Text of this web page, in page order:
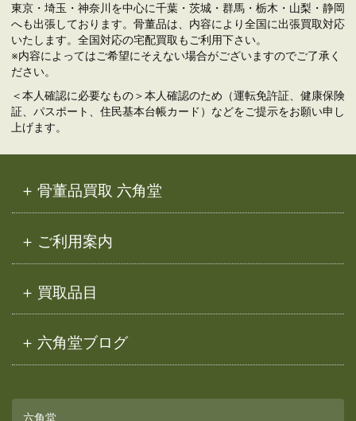
東京・埼玉・神奈川を中心に千葉・茨城・群馬・栃木・山梨・静岡
へも出張しております。骨董品は、内容により全国に出張買取対応
いたします。全国対応の宅配買取もご利用下さい。
※内容によってはご希望にそえない場合がございますのでご了承く
ださい。
＜本人確認に必要なもの＞本人確認のため（運転免許証、健康保険
証、パスポート、住民基本台帳カード）などをご提示をお願い申し
上げます。
骨董品買取 六角堂
ご利用案内
買取品目
六角堂ブログ
六角堂